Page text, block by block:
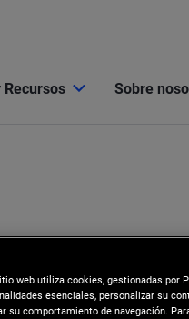
Sobre
web utiliza cookies, gestionadas por
esenciales, personalizar su
su comportamiento de navegación.